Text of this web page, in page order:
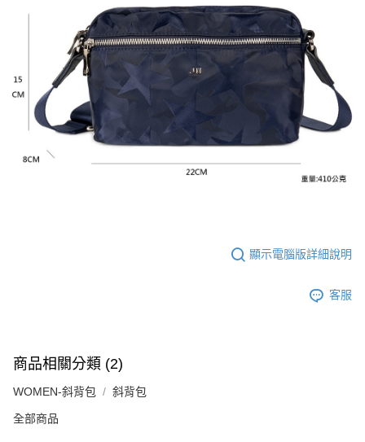
顯示電腦版詳細說明
客服
商品相關分類 (2)
WOMEN-斜背包 斜背包
全部商品